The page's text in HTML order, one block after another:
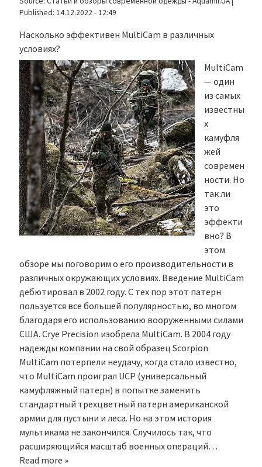
Published: 14.12.2022 - 12:49
Насколько эффективен MultiCam в различных
условиях?
MultiCam
— один
из самых
известны
х
камуфля
жей
современ
ности. Но
так ли
это
эффекти
вно? В
этом
обзоре мы поговорим о его производительности в
различных окружающих условиях. Введение MultiCam
дебютировал в 2002 году. С тех пор этот патерн
пользуется все большей популярностью, во многом
благодаря его использованию вооруженными силами
США. Crye Precision изобрела MultiCam. В 2004 году
надежды компании на свой образец Scorpion
MultiCam потерпели неудачу, когда стало известно,
что MultiCam проиграл UCP (универсальный
камуфляжный патерн) в попытке заменить
стандартный трехцветный патерн американской
армии для пустыни и леса. Но на этом история
мультикама не закончился. Случилось так, что
расширяющийся масштаб военных операций…
Read more »